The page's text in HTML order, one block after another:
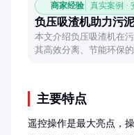
商家经验 真实案例 ·
负压吸渣机助力污
本文介绍负压吸渣机在
其高效分离、节能环保
主要特点
遥控操作是最大亮点，